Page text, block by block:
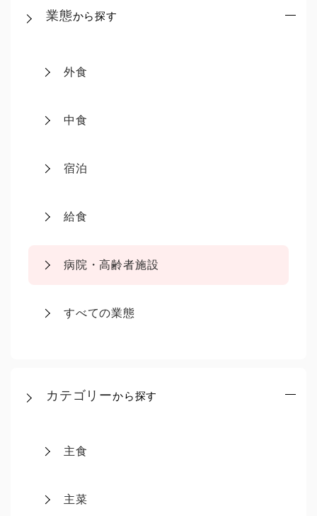
業態から探す
外食
中食
宿泊
給食
病院・高齢者施設
すべての業態
カテゴリーから探す
主食
主菜